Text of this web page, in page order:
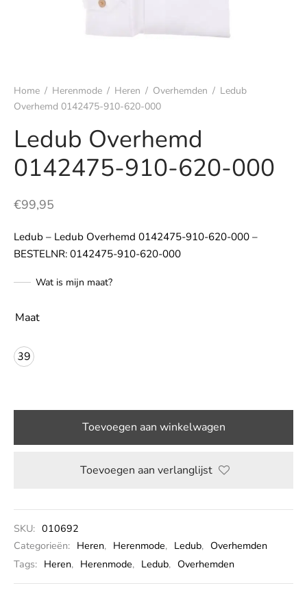
Home / Herenmode / Heren / Overhemden / Ledub
Overhemd 0142475-910-620-000
Ledub Overhemd
0142475-910-620-000
€99,95
Ledub – Ledub Overhemd 0142475-910-620-000 –
BESTELNR: 0142475-910-620-000
Wat is mijn maat?
Maat
39
Toevoegen aan winkelwagen
Toevoegen aan verlanglijst
SKU: 010692
Categorieën: Heren, Herenmode, Ledub, Overhemden
Tags: Heren, Herenmode, Ledub, Overhemden
& t-shirts
& colberts